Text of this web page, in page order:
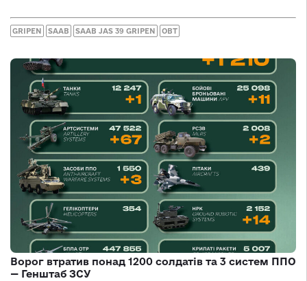
GRIPEN SAAB SAAB JAS 39 GRIPEN ОВТ
Ворог втратив понад 1200 солдатів та 3 систем ППО
— Генштаб ЗСУ